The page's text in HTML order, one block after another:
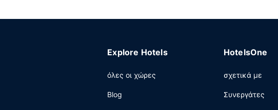
Explore Hotels
όλες οι χώρες
Blog
HotelsOne
σχετικά με
Συνεργάτες